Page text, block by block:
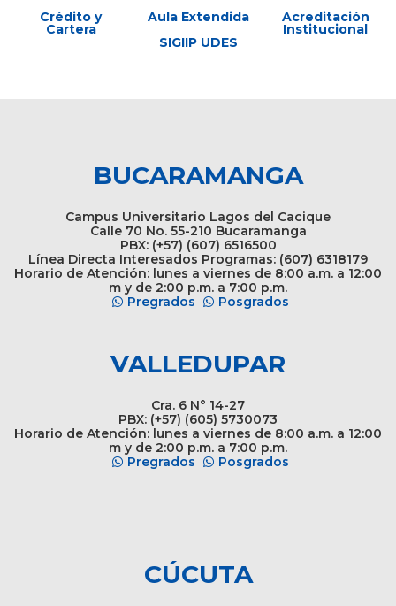
Crédito y
Cartera
Aula Extendida
SIGIIP UDES
Acreditación
Institucional
BUCARAMANGA
Campus Universitario Lagos del Cacique
Calle 70 No. 55-210 Bucaramanga
PBX: (+57) (607) 6516500
Línea Directa Interesados Programas: (607) 6318179
Horario de Atención: lunes a viernes de 8:00 a.m. a 12:00
m y de 2:00 p.m. a 7:00 p.m.
Pregrados
Posgrados
VALLEDUPAR
Cra. 6 N° 14-27
PBX: (+57) (605) 5730073
Horario de Atención: lunes a viernes de 8:00 a.m. a 12:00
m y de 2:00 p.m. a 7:00 p.m.
Pregrados
Posgrados
CÚCUTA